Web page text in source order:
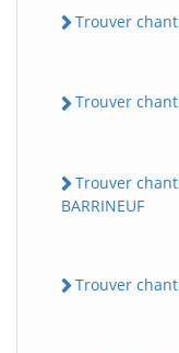
Trouver
Trouver
Trouver
BARRINEUF
Trouver